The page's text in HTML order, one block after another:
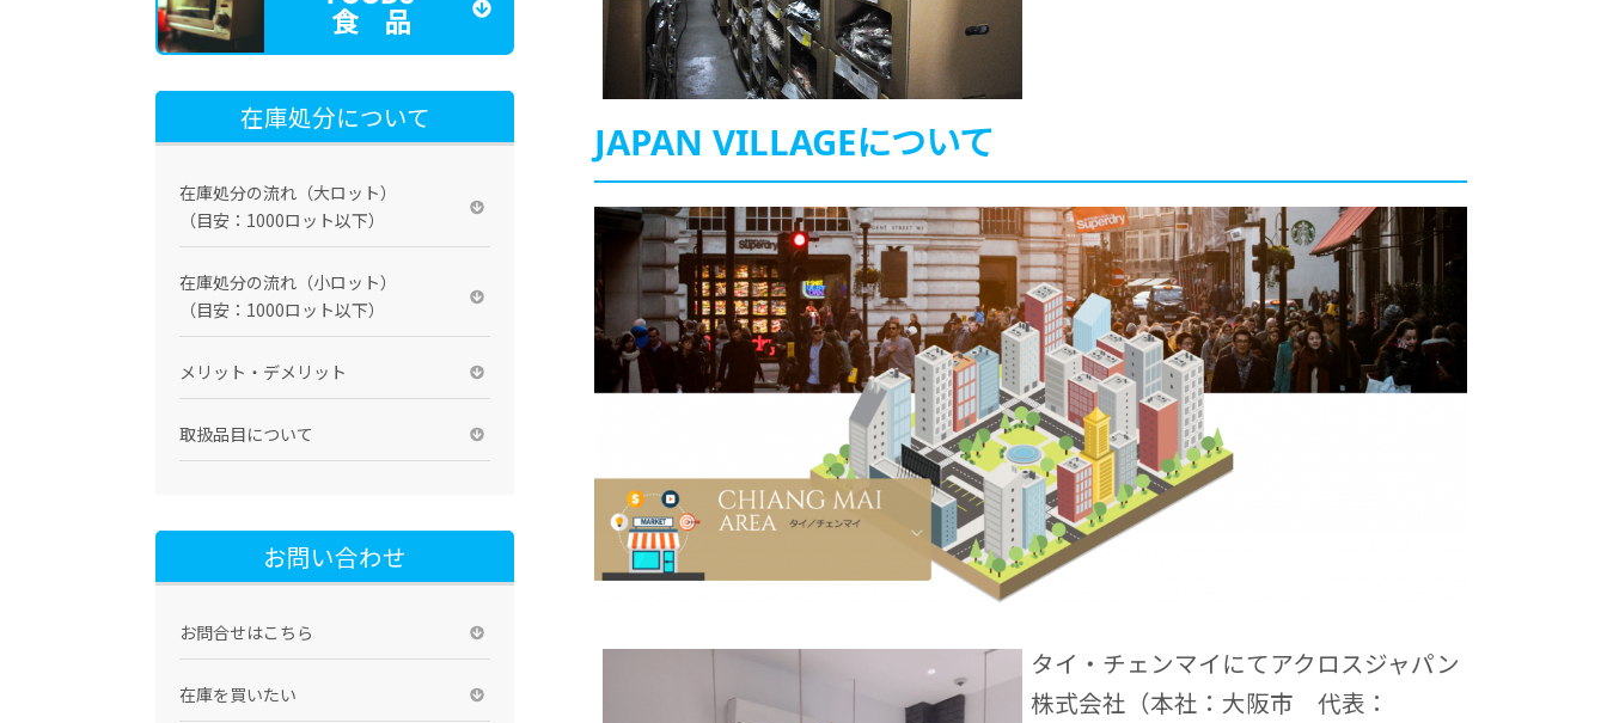
JAPAN VILLAGEについて
タイ・チェンマイにてアクロスジャパン
株式会社（本社：大阪市 代表：
食 品
在庫処分について
在庫処分の流れ（大ロット）
（目安：1000ロット以下）
在庫処分の流れ（小ロット）
（目安：1000ロット以下）
メリット・デメリット
取扱品目について
お問い合わせ
お問合せはこちら
在庫を買いたい